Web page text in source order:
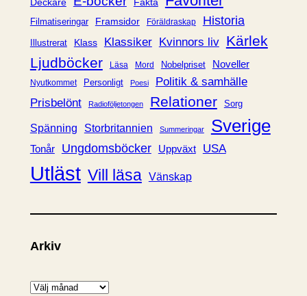
Filmatiseringar Framsidor Föräldraskap Historia
Illustrerat Klass Klassiker Kvinnors liv Kärlek
Ljudböcker
Läsa Mord Nobelpriset Noveller
Nyutkommet Personligt Poesi
Politik & samhälle
Prisbelönt
Radioföljetongen Relationer Sorg
Spänning Storbritannien Summeringar Sverige
Tonår Ungdomsböcker Uppväxt USA
Utläst Vill läsa Vänskap
Arkiv
A